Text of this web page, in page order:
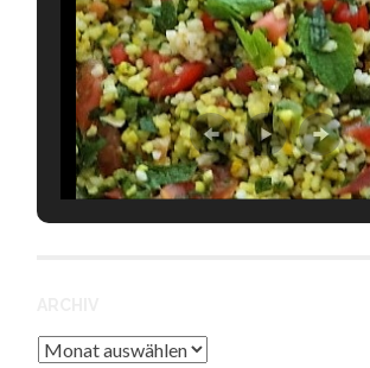
Archiv